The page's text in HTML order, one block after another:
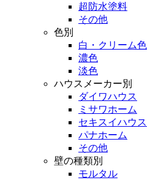
超防水塗料
その他
色別
白・クリーム色
濃色
淡色
ハウスメーカー別
ダイワハウス
ミサワホーム
セキスイハウス
パナホーム
その他
壁の種類別
モルタル